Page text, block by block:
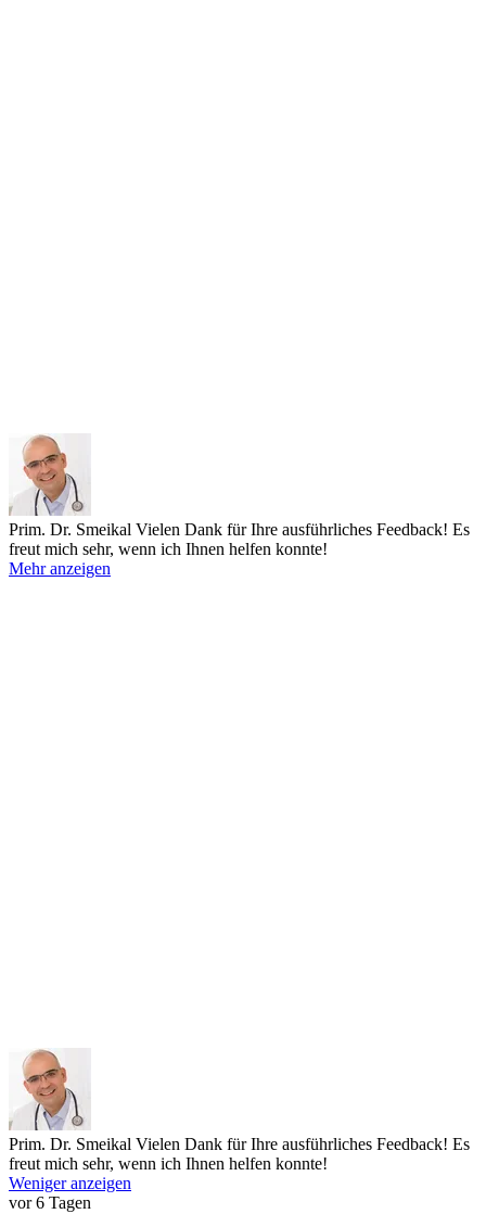
Prim. Dr. Smeikal Vielen Dank für Ihre ausführliches Feedback! Es
freut mich sehr, wenn ich Ihnen helfen konnte!
Mehr anzeigen
Prim. Dr. Smeikal Vielen Dank für Ihre ausführliches Feedback! Es
freut mich sehr, wenn ich Ihnen helfen konnte!
Weniger anzeigen
vor 6 Tagen